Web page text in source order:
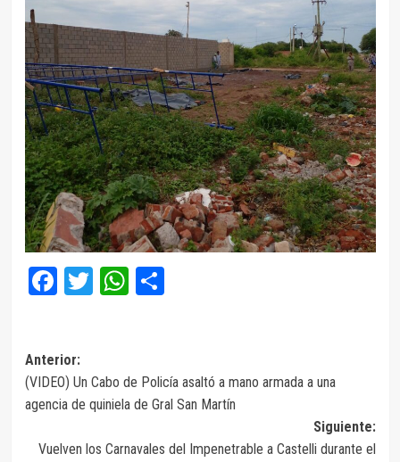
Facebook
Twitter
WhatsApp
Compartir
Navegación
de
entradas
Anterior:
(VIDEO) Un Cabo de Policía asaltó a mano armada a una
agencia de quiniela de Gral San Martín
Siguiente:
Vuelven los Carnavales del Impenetrable a Castelli durante el